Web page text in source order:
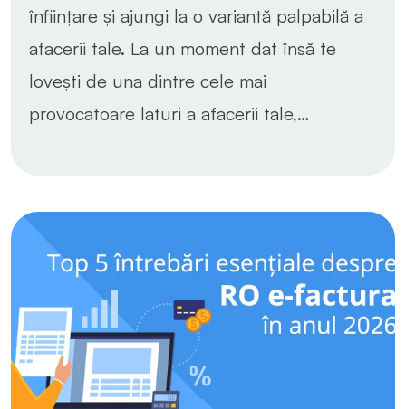
înființare și ajungi la o variantă palpabilă a
afacerii tale. La un moment dat însă te
lovești de una dintre cele mai
provocatoare laturi a afacerii tale,…